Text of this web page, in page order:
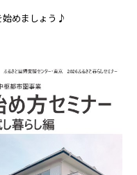
始めましょう♪